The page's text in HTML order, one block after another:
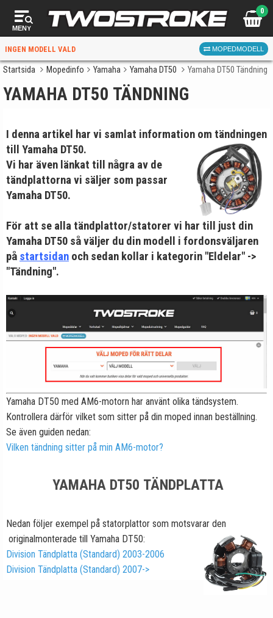
MENY
0
INGEN MODELL VALD MOPEDMODELL
VÄLJ MOPED FÖR RÄTT DELAR
När du valt kommer butiken visa delar för vald moped
och universella produkter.
Startsida Mopedinfo Yamaha Yamaha DT50 Yamaha DT50 Tändning
YAMAHA DT50 TÄNDNING
I denna artikel har vi samlat information om tändningen
till
Yamaha DT50.
Vi har även länkat till några av de
tändplattorna vi säljer som passar
Yamaha DT50.
För att se alla tändplattor/statorer vi har till just din
Yamaha DT50 så väljer du din modell i fordonsväljaren
på startsidan och sedan kollar i kategorin "Eldelar" ->
"Tändning".
Yamaha DT50 med AM6-motorn har använt olika tändsystem.
Kontrollera därför vilket som sitter på din moped innan beställning.
Se även guiden nedan:
Vilken tändning sitter på min AM6-motor?
YAMAHA DT50 TÄNDPLATTA
Nedan följer exempel på statorplattor som motsvarar den
originalmonterade till Yamaha DT50:
Division Tändplatta (Standard) 2003-2006
Division Tändplatta (Standard) 2007->